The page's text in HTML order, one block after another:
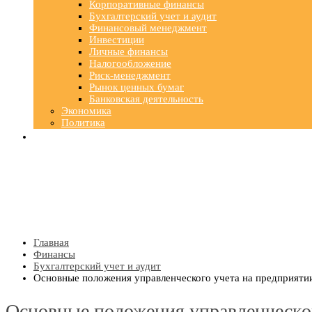
Корпоративные финансы
Бухгалтерский учет и аудит
Финансовый менеджмент
Инвестиции
Личные финансы
Налогообложение
Риск-менеджмент
Рынок ценных бумаг
Банковская деятельность
Экономика
Политика
Главная
Финансы
Бухгалтерский учет и аудит
Основные положения управленческого учета на